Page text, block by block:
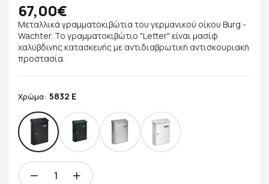
67,00€
Μεταλλικά γραμματοκιβώτια του γερμανικού οίκου Burg -
Wachter. Το γραμματοκιβώτιο "Letter" είναι μασίφ
χαλύβδινης κατασκευής με αντιδιαβρωτική αντισκουριακή
προστασία.
Χρώμα: 5832 E